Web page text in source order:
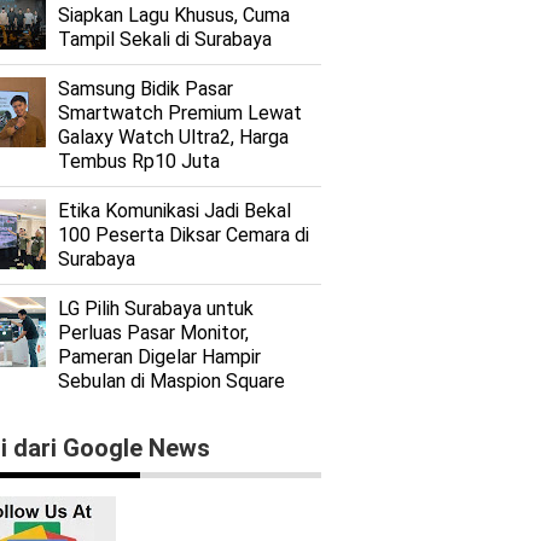
Siapkan Lagu Khusus, Cuma
Tampil Sekali di Surabaya
Samsung Bidik Pasar
Smartwatch Premium Lewat
Galaxy Watch Ultra2, Harga
Tembus Rp10 Juta
Etika Komunikasi Jadi Bekal
100 Peserta Diksar Cemara di
Surabaya
LG Pilih Surabaya untuk
Perluas Pasar Monitor,
Pameran Digelar Hampir
Sebulan di Maspion Square
dari Google News